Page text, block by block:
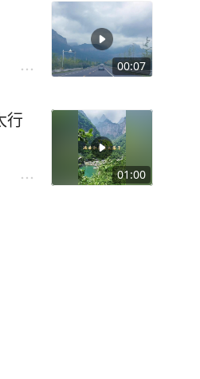
00:07
01:00
行